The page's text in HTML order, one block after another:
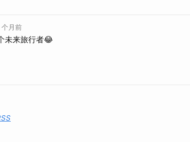
月前
未来旅行者😂